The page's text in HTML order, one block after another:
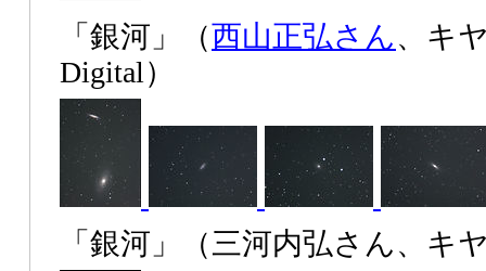
「銀河」（西山正弘さん、キ
Digital）
「銀河」（三河内弘さん、キ